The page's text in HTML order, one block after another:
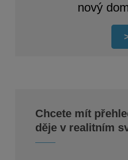
nový
Chcete mít
děje v realitním